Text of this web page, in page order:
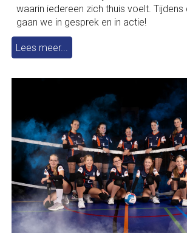
waarin iedereen zich thuis voelt.
gaan we in gesprek en in actie!
Lees meer...